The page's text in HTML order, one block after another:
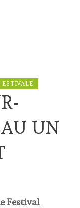
ESTIVALE
UN
Festival